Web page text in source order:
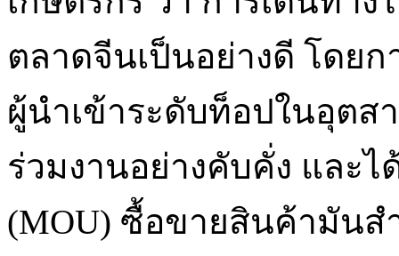
ตลาดจีนเป็นอย่างดี โดยก
ผู้นำเข้าระดับท็อปในอุตส
ร่วมงานอย่างคับคั่ง และ
(MOU) ซื้อขายสินค้ามันส